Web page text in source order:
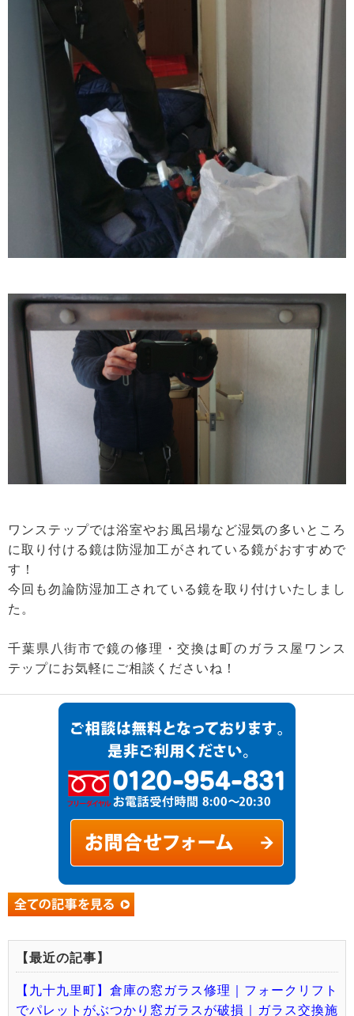
ワンステップでは浴室やお風呂場など湿気の多いところ
に取り付ける鏡は防湿加工がされている鏡がおすすめで
す！
今回も勿論防湿加工されている鏡を取り付けいたしまし
た。
千葉県八街市で鏡の修理・交換は町のガラス屋ワンス
テップにお気軽にご相談くださいね！
【最近の記事】
【九十九里町】倉庫の窓ガラス修理｜フォークリフト
でパレットがぶつかり窓ガラスが破損｜ガラス交換施